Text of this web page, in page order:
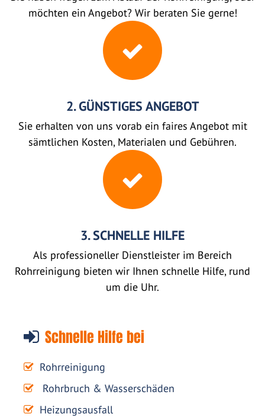
möchten ein Angebot? Wir beraten Sie gerne!
2. GÜNSTIGES ANGEBOT
Sie erhalten von uns vorab ein faires Angebot mit
sämtlichen Kosten, Materialen und Gebühren.
3. SCHNELLE HILFE
Als professioneller Dienstleister im Bereich
Rohrreinigung bieten wir Ihnen schnelle Hilfe, rund
um die Uhr.
Schnelle Hilfe bei
Rohrreinigung
Rohrbruch & Wasserschäden
Heizungsausfall